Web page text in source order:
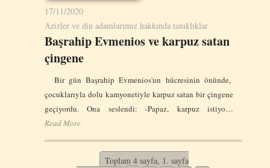
17/11/2020
Azizler ve din adamlarımız hakkında tanıklıklar
Başrahip Evmenios ve karpuz satan
çingene
Bir gün Başrahip Evmenios'un hücresinin önünde,
çocuklarıyla dolu kamyonetiyle karpuz satan bir çingene
geçiyordu. Ona seslendi: -Papaz, karpuz istiyo…
Read More
Toplam 4 sayfa, 1. sayfa